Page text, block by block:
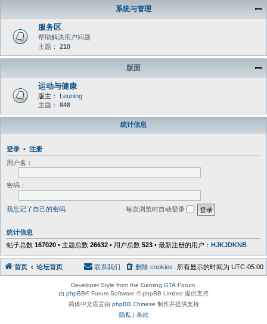
系统与管理
服务区
帮助解决用户问题
主题： 210
版面
运动与健康
版主：
Leuning
主题： 848
统计信息
登录 • 注册
用户名：
密码：
我忘记了自己的密码 每次浏览时自动登录
统计信息
帖子总数 167020 • 主题总数 26632 • 用户总数 523 • 最新注册的用户： HJKJDKNB
首页 论坛首页 所有显示的时间为 UTC-05:00
删除 cookies
联系我们
Developer Style from the Gaming GTAForum.
由 phpBB® Forum Software © phpBB Limited 提供支持
简体中文语言由 phpBB Chinese 制作并提供支持
隐私| 条款